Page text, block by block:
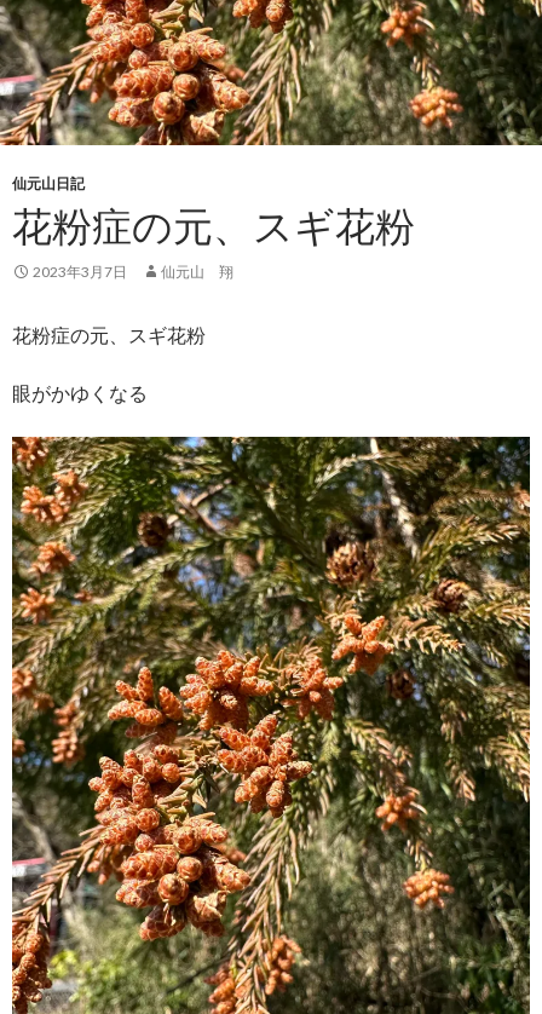
仙元山日記
花粉症の元、スギ花粉
2023年3月7日 仙元山 翔
花粉症の元、スギ花粉
眼がかゆくなる